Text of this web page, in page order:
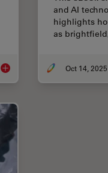
Guide to Live-Cell Imaging
and AI
highlights
as
Oct 14, 2025